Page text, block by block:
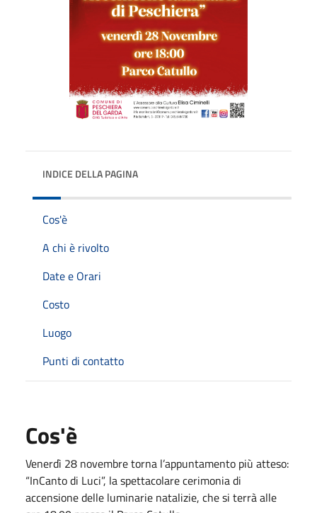
INDICE DELLA PAGINA
Cos'è
A chi è rivolto
Date e Orari
Costo
Luogo
Punti di contatto
Cos'è
Venerdì 28 novembre torna l’appuntamento più atteso:
“InCanto di Luci”, la spettacolare cerimonia di
accensione delle luminarie natalizie, che si terrà alle